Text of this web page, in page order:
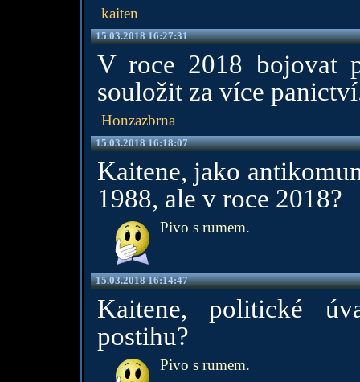
kaiten
15.03.2018 16:27:31
V roce 2018 bojovat
souložit za více
Honzazbrna
15.03.2018 16:18:07
Kaitene, jako
1988, ale v roce 2018?
Pivo s rumem.
15.03.2018 16:14:47
Kaitene, politické
postihu?
Pivo s rumem.